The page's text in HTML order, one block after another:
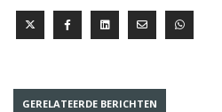
GERELATEERDE BERICHTEN